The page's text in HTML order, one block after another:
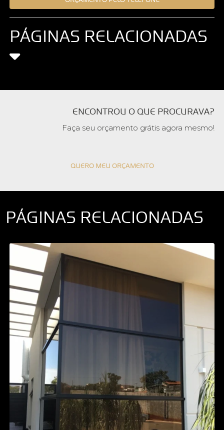
PÁGINAS RELACIONADAS
ENCONTROU O QUE PROCURAVA?
Faça seu orçamento grátis agora mesmo!
QUERO MEU ORÇAMENTO
PÁGINAS RELACIONADAS